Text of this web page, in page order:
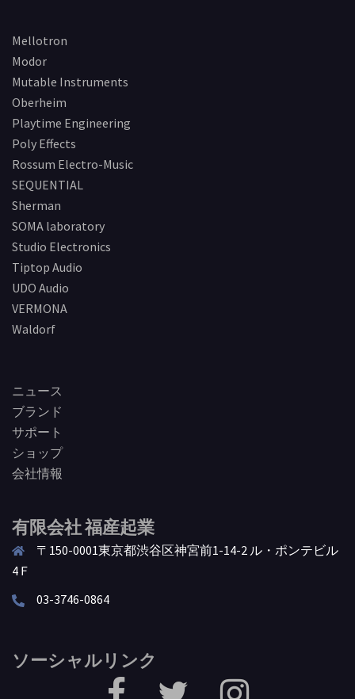
Mellotron
Modor
Mutable Instruments
Oberheim
Playtime Engineering
Poly Effects
Rossum Electro-Music
SEQUENTIAL
Sherman
SOMA laboratory
Studio Electronics
Tiptop Audio
UDO Audio
VERMONA
Waldorf
ニュース
ブランド
サポート
ショップ
会社情報
有限会社 福産起業
〒150-0001東京都渋谷区神宮前1-14-2 ル・ポンテビル
4Ｆ
03-3746-0864
ソーシャルリンク
facebook Twitter Instagram